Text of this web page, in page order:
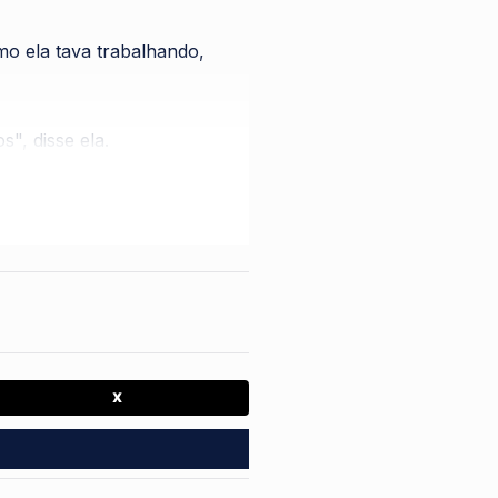
ela tava trabalhando,
disse ela.
Segundo Mila, os
X